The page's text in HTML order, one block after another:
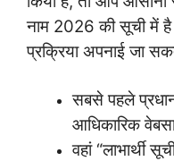
नाम 2026 की सूची में है
प्रक्रिया अपनाई जा
सबसे पहले
आधिकारिक
वहां “लाभार्थी